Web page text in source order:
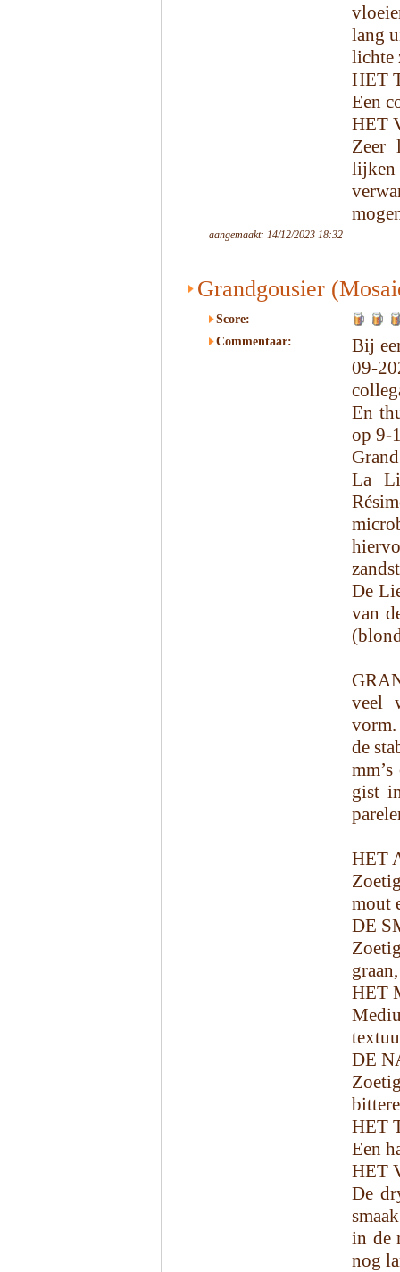
lang
lichte
HET
Een
HET
Zeer
aangemaakt: 14/12/2023 18:32
Grandgousier
Score:
Commentaar:
Bij
09-
En
op 9-
La
De
van
veel
de
gist
HET
mout
DE
HET
DE
HET
Een
HET
De
in de
nog